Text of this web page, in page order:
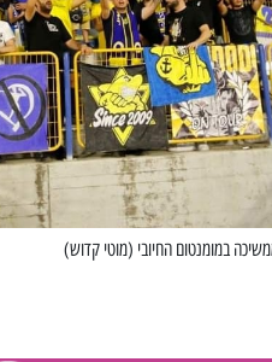
במומנטום החיובי (מוטי קדוש)